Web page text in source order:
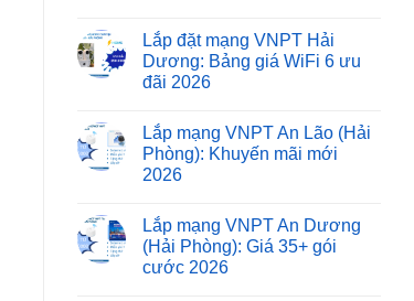
Lắp đặt mạng VNPT Hải
Dương: Bảng giá WiFi 6 ưu
đãi 2026
Lắp mạng VNPT An Lão (Hải
Phòng): Khuyến mãi mới
2026
Lắp mạng VNPT An Dương
(Hải Phòng): Giá 35+ gói
cước 2026